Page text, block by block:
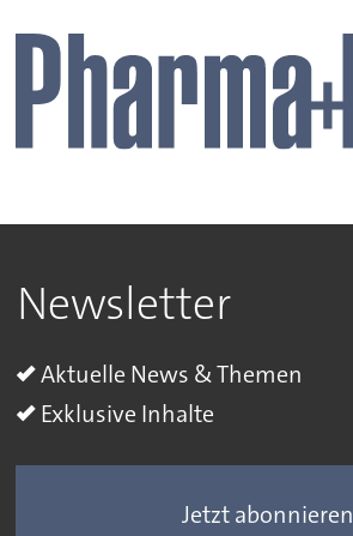
Newsletter
Aktuelle News & Themen
Exklusive Inhalte
Jetzt abonnieren